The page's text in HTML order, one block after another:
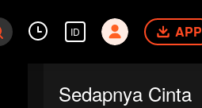
ID APP
Sedapnya Cinta